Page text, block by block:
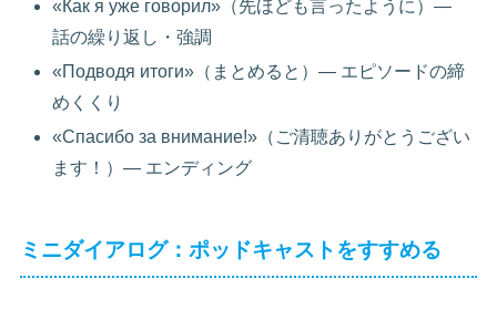
«Как я уже говорил»（先ほども言ったように）—
話の繰り返し・強調
«Подводя итоги»（まとめると）— エピソードの締
めくくり
«Спасибо за внимание!»（ご清聴ありがとうござい
ます！）— エンディング
ミニダイアログ：ポッドキャストをすすめる